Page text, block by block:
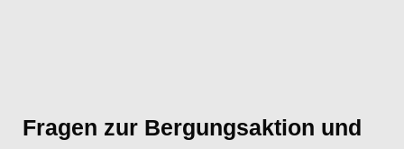
Fragen zur Bergungsaktion und